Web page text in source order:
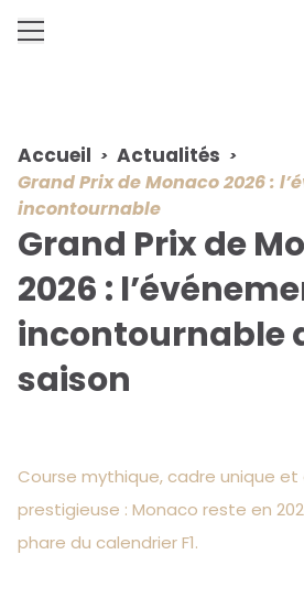
Accueil Actualités
Grand Prix de Monaco 2026 :
incontournable
Grand Prix de
2026 :
incontournable
saison
Course mythique, cadre unique
prestigieuse : Monaco reste en
phare du calendrier F1.